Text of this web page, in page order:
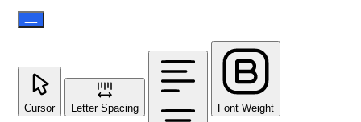
Cursor Letter Spacing Font Weight